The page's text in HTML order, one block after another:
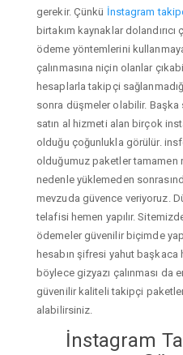
gerekir. Çünkü İnstagram
birtakım kaynaklar dolandırıcı
ödeme yöntemlerini
çalınmasına niçin olanlar
hesaplarla takipçi
sonra düşmeler olabilir.
satın al hizmeti alan birçok
olduğu çoğunlukla görülür.
olduğumuz paketler tamamen
nedenle yüklemeden
mevzuda güvence veriyoruz.
telafisi hemen yapılır.
ödemeler güvenilir biçimde
hesabın şifresi yahut
böylece gizyazı çalınması da
güvenilir kaliteli takipçi
alabilirsiniz.
İnstagram